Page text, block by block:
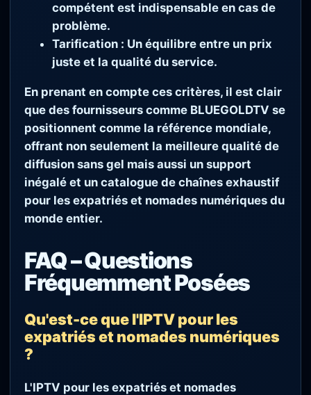
compétent est indispensable en cas de
problème.
Tarification : Un équilibre entre un prix
juste et la qualité du service.
En prenant en compte ces critères, il est clair
que des fournisseurs comme BLUEGOLDTV se
positionnent comme la référence mondiale,
offrant non seulement la meilleure qualité de
diffusion sans gel mais aussi un support
inégalé et un catalogue de chaînes exhaustif
pour les expatriés et nomades numériques du
monde entier.
FAQ – Questions
Fréquemment Posées
Qu'est-ce que l'IPTV pour les
expatriés et nomades numériques
?
L'IPTV pour les expatriés et nomades